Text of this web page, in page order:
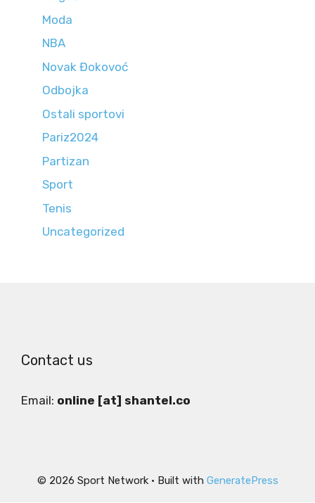
Moda
NBA
Novak Đokovoć
Odbojka
Ostali sportovi
Pariz2024
Partizan
Sport
Tenis
Uncategorized
Contact us
Email: online [at] shantel.co
© 2026 Sport Network• Built with GeneratePress